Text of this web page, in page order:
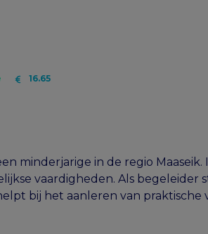
16.65
minderjarige in de regio Maaseik.
vaardigheden. Als begeleider
bij het aanleren van praktische